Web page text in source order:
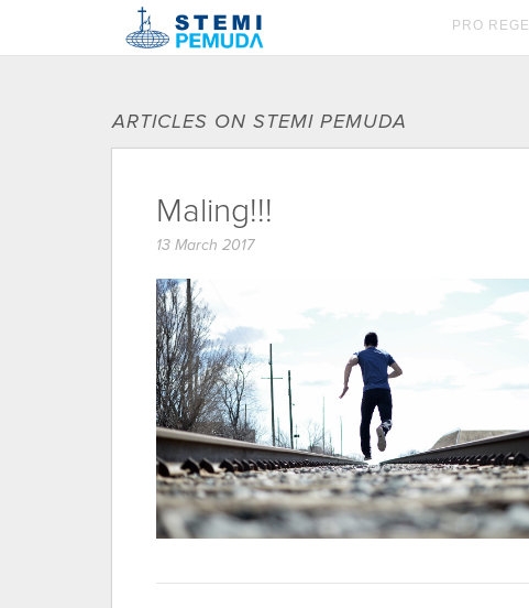
PRO REGE
ARTICLES ON STEMI PEMUDA
Maling!!!
13 March 2017